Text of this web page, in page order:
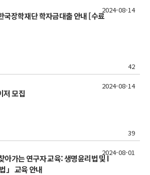
국장학재단 학자금대출 안내 [수료
42
2024-08-14
저 모집
39
2024-08-14
가는 연구자 교육: 생명윤리법 및 I
」 교육 안내
2024-08-01